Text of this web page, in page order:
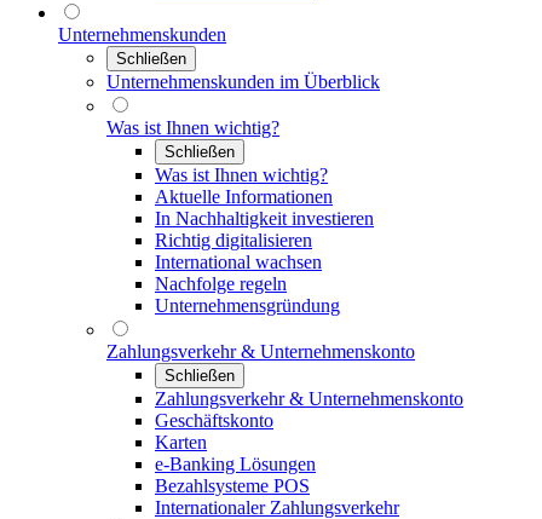
Unternehmenskunden
Schließen
Unternehmenskunden im Überblick
Was ist Ihnen wichtig?
Schließen
Was ist Ihnen wichtig?
Aktuelle Informationen
In Nachhaltigkeit investieren
Richtig digitalisieren
International wachsen
Nachfolge regeln
Unternehmensgründung
Zahlungsverkehr & Unternehmenskonto
Schließen
Zahlungsverkehr & Unternehmenskonto
Geschäftskonto
Karten
e-Banking Lösungen
Bezahlsysteme POS
Internationaler Zahlungsverkehr